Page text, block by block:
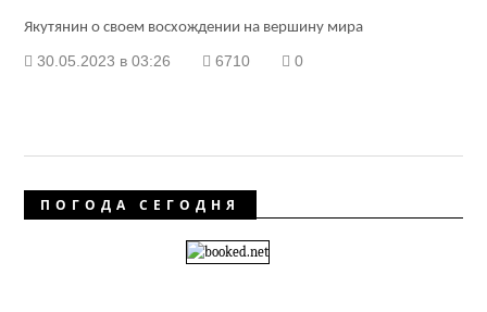
Якутянин о своем восхождении на вершину мира
30.05.2023 в 03:26 6710 0
ПОГОДА СЕГОДНЯ